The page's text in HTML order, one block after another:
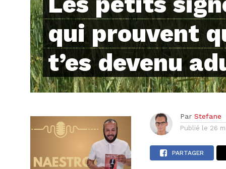
qui prouvent
t’es devenu
Par Stefane
Publié le 26
PARTAGER